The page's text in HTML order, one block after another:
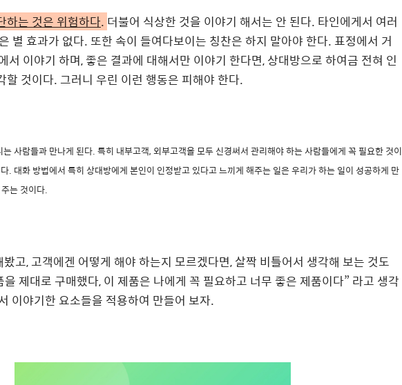
하는 것은 위험하다. 더불어 식상한 것을 이야기 해서는 안 된다. 타인에게서 여러
별 효과가 없다. 또한 속이 들여다보이는 칭찬은 하지 말아야 한다.표정에서 거
서 이야기 하며,좋은 결과에 대해서만 이야기 한다면,상대방으로 하여금 전혀 인
할 것이다. 그러니 우린 이런 행동은 피해야 한다.
사람들과 만나게 된다.특히 내부고객,외부고객을 모두 신경써서 관리해야 하는 사람들에게 꼭 필요한 것이
. 대화 방법에서 특히 상대방에게 본인이 인정받고 있다고 느끼게 해주는 일은 우리가 하는 일이 성공하게 만
는 것이다.
봤고,고객에겐 어떻게 해야 하는지 모르겠다면,살짝 비틀어서 생각해 보는 것도
을 제대로 구매했다,이 제품은 나에게 꼭 필요하고 너무 좋은 제품이다” 라고 생각
이야기한 요소들을 적용하여 만들어 보자.